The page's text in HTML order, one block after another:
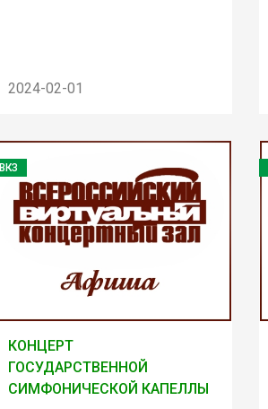
2024-02-01
ВКЗ
КОНЦЕРТ
ГОСУДАРСТВЕННОЙ
СИМФОНИЧЕСКОЙ КАПЕЛЛЫ